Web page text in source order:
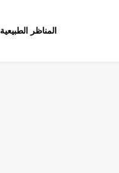
المناظر الطبيعية